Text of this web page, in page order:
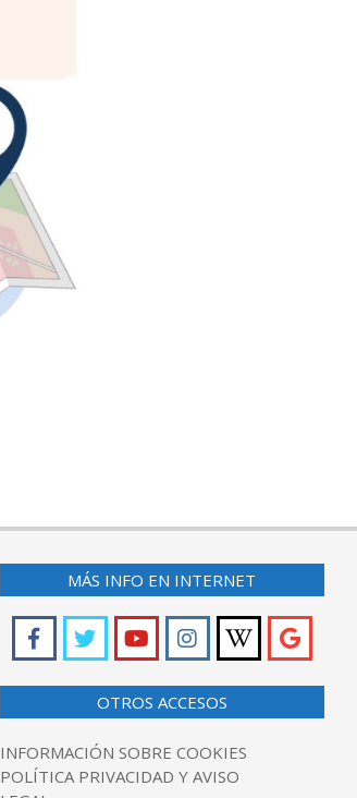
MÁS INFO EN INTERNET
OTROS ACCESOS
INFORMACIÓN SOBRE COOKIES
POLÍTICA PRIVACIDAD Y AVISO